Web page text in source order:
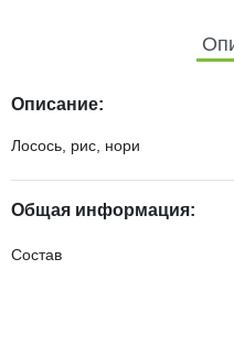
Описание:
Лосось, рис, нори
Общая информация:
Состав